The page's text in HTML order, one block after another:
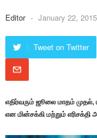
Editor - January 22,
Tweet on Twitter
எதிர்வரும் ஜூலை மாதம்
என மின்சக்கி மற்றும்